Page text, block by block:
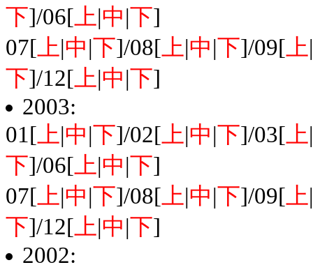
下]/06[上|中|下]
07[上|中|下]/08[上|中|下]/09[上|
下]/12[上|中|下]
2003:
01[上|中|下]/02[上|中|下]/03[上|
下]/06[上|中|下]
07[上|中|下]/08[上|中|下]/09[上|
下]/12[上|中|下]
2002: